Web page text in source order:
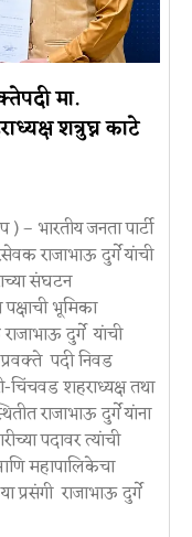
मा.
शत्रुघ्न काटे
– भारतीय जनता पार्टी
राजाभाऊ दुर्गे यांची
संघटन
भूमिका
दुर्गे यांची
पदी निवड
चिंचवड शहराध्यक्ष तथा
राजाभाऊ दुर्गे यांना
पदावर त्यांची
महापालिकेचा
प्रसंगी राजाभाऊ दुर्गे